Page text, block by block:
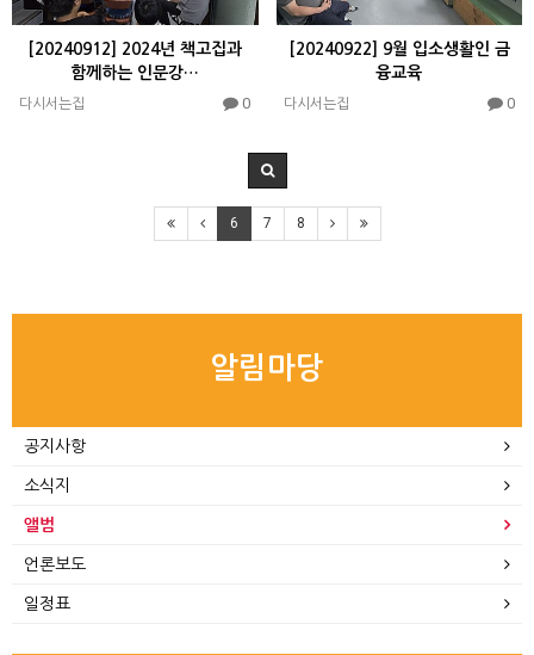
[20240912] 2024년 책고집과
함께하는 인문강…
다시서는집 0
[20240922] 9월 입소생활인 금
융교육
다시서는집 0
6 7 8
알림마당
공지사항
소식지
앨범
언론보도
일정표